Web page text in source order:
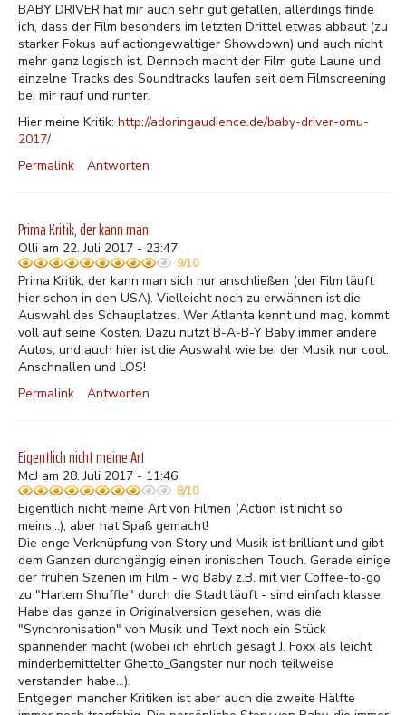
BABY DRIVER hat mir auch sehr gut gefallen, allerdings finde
ich, dass der Film besonders im letzten Drittel etwas abbaut (zu
starker Fokus auf actiongewaltiger Showdown) und auch nicht
mehr ganz logisch ist. Dennoch macht der Film gute Laune und
einzelne Tracks des Soundtracks laufen seit dem Filmscreening
bei mir rauf und runter.
Hier meine Kritik: http://adoringaudience.de/baby-driver-omu-
2017/
Permalink
Antworten
Prima Kritik, der kann man
Olli am 22. Juli 2017 - 23:47
9/10
Prima Kritik, der kann man sich nur anschließen (der Film läuft
hier schon in den USA). Vielleicht noch zu erwähnen ist die
Auswahl des Schauplatzes. Wer Atlanta kennt und mag, kommt
voll auf seine Kosten. Dazu nutzt B-A-B-Y Baby immer andere
Autos, und auch hier ist die Auswahl wie bei der Musik nur cool.
Anschnallen und LOS!
Permalink
Antworten
Eigentlich nicht meine Art
McJ am 28. Juli 2017 - 11:46
8/10
Eigentlich nicht meine Art von Filmen (Action ist nicht so
meins...), aber hat Spaß gemacht!
Die enge Verknüpfung von Story und Musik ist brilliant und gibt
dem Ganzen durchgängig einen ironischen Touch. Gerade einige
der frühen Szenen im Film - wo Baby z.B. mit vier Coffee-to-go
zu "Harlem Shuffle" durch die Stadt läuft - sind einfach klasse.
Habe das ganze in Originalversion gesehen, was die
"Synchronisation" von Musik und Text noch ein Stück
spannender macht (wobei ich ehrlich gesagt J. Foxx als leicht
minderbemittelter Ghetto_Gangster nur noch teilweise
verstanden habe...).
Entgegen mancher Kritiken ist aber auch die zweite Hälfte